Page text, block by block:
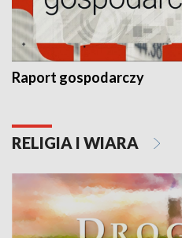
Raport gospodarczy
RELIGIA I WIARA